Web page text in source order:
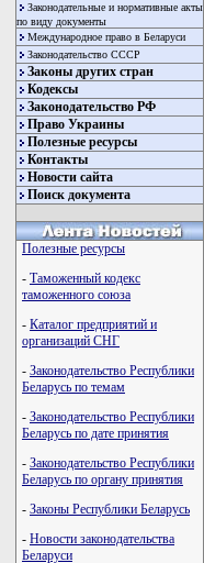
Законодательные и нормативные акты
по виду документы
Международное право в Беларуси
Законодательство СССР
Законы других стран
Кодексы
Законодательство РФ
Право Украины
Полезные ресурсы
Контакты
Новости сайта
Поиск документа
Полезные ресурсы
- Таможенный кодекс
таможенного союза
- Каталог предприятий и
организаций СНГ
- Законодательство Республики
Беларусь по темам
- Законодательство Республики
Беларусь по дате принятия
- Законодательство Республики
Беларусь по органу принятия
- Законы Республики Беларусь
- Новости законодательства
Беларуси